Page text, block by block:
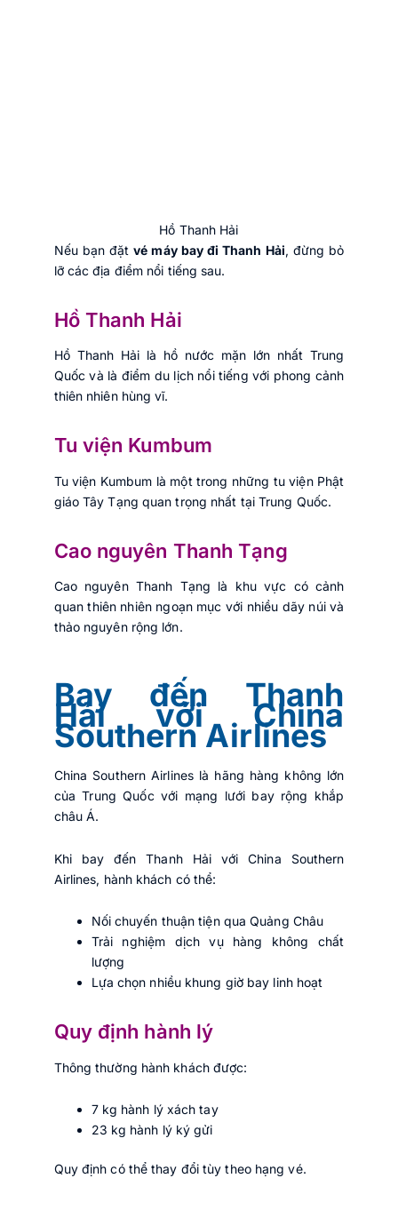
Hồ Thanh Hải
Nếu bạn đặtvé máy bay đi Thanh Hải, đừng bỏ
lỡ các địa điểm nổi tiếng sau.
Hồ Thanh Hải
Hồ Thanh Hải là hồ nước mặn lớn nhất Trung
Quốc và là điểm du lịch nổi tiếng với phong cảnh
thiên nhiên hùng vĩ.
Tu viện Kumbum
Tu viện Kumbum là một trong những tu viện Phật
giáo Tây Tạng quan trọng nhất tại Trung Quốc.
Cao nguyên Thanh Tạng
Cao nguyên Thanh Tạng là khu vực có cảnh
quan thiên nhiên ngoạn mục với nhiều dãy núi và
thảo nguyên rộng lớn.
Bay đến Thanh
Hải với China
Southern Airlines
China Southern Airlines là hãng hàng không lớn
của Trung Quốc với mạng lưới bay rộng khắp
châu Á.
Khi bay đến Thanh Hải với China Southern
Airlines, hành khách có thể:
Nối chuyến thuận tiện qua Quảng Châu
Trải nghiệm dịch vụ hàng không chất
lượng
Lựa chọn nhiều khung giờ bay linh hoạt
Quy định hành lý
Thông thường hành khách được:
7 kg hành lý xách tay
23 kg hành lý ký gửi
Quy định có thể thay đổi tùy theo hạng vé.